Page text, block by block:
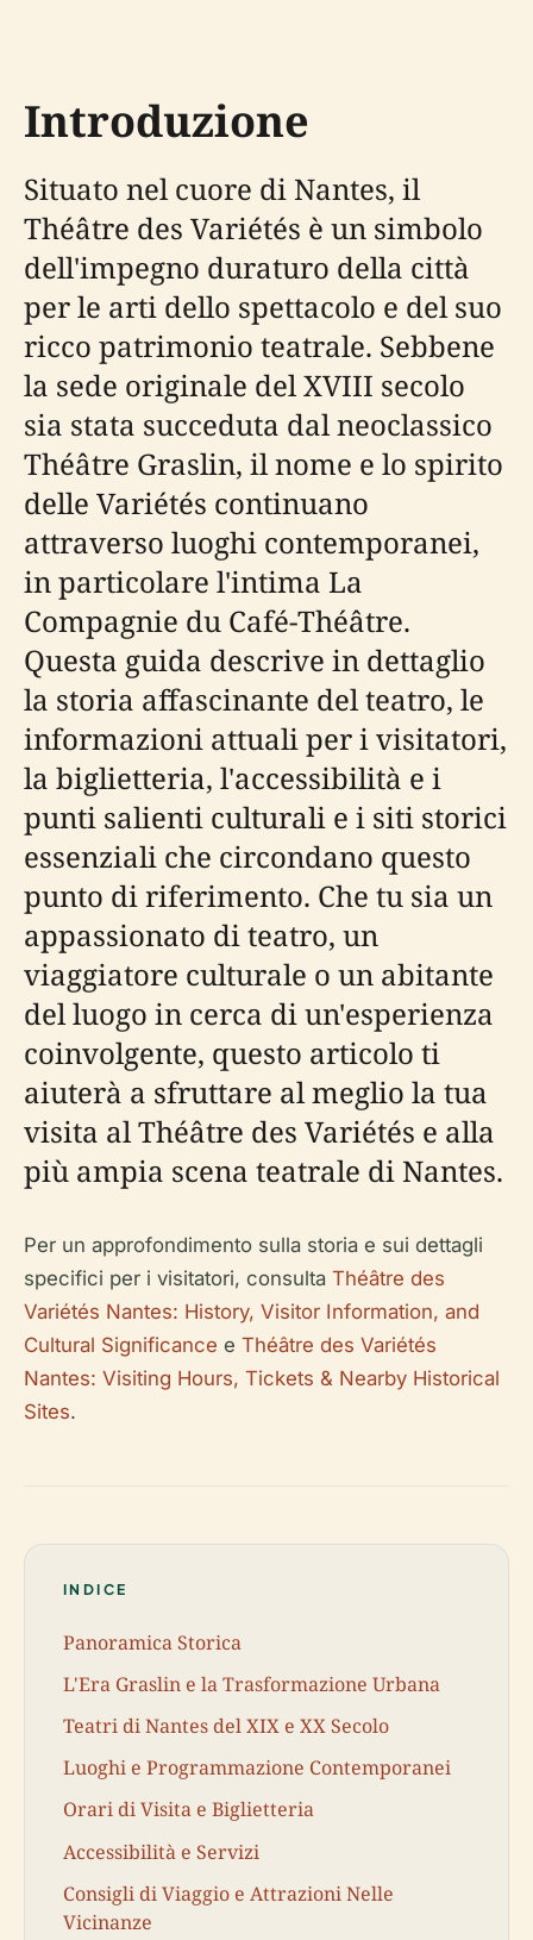
Introduzione
Situato nel cuore di Nantes, il
Théâtre des Variétés è un simbolo
dell'impegno duraturo della città
per le arti dello spettacolo e del suo
ricco patrimonio teatrale. Sebbene
la sede originale del XVIII secolo
sia stata succeduta dal neoclassico
Théâtre Graslin, il nome e lo spirito
delle Variétés continuano
attraverso luoghi contemporanei,
in particolare l'intima La
Compagnie du Café-Théâtre.
Questa guida descrive in dettaglio
la storia affascinante del teatro, le
informazioni attuali per i visitatori,
la biglietteria, l'accessibilità e i
punti salienti culturali e i siti storici
essenziali che circondano questo
punto di riferimento. Che tu sia un
appassionato di teatro, un
viaggiatore culturale o un abitante
del luogo in cerca di un'esperienza
coinvolgente, questo articolo ti
aiuterà a sfruttare al meglio la tua
visita al Théâtre des Variétés e alla
più ampia scena teatrale di Nantes.
Per un approfondimento sulla storia e sui dettagli
specifici per i visitatori, consulta Théâtre des
Variétés Nantes: History, Visitor Information, and
Cultural Significance e Théâtre des Variétés
Nantes: Visiting Hours, Tickets & Nearby Historical
Sites.
INDICE
Panoramica Storica
L'Era Graslin e la Trasformazione Urbana
Teatri di Nantes del XIX e XX Secolo
Luoghi e Programmazione Contemporanei
Orari di Visita e Biglietteria
Accessibilità e Servizi
Consigli di Viaggio e Attrazioni Nelle
Vicinanze